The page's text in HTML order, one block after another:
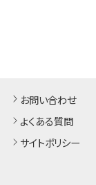
お問い合わせ
よくある質問
サイトポリシー